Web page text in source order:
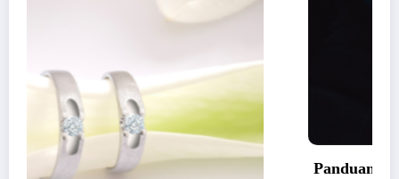
Panduan Mudah Beli Cincin